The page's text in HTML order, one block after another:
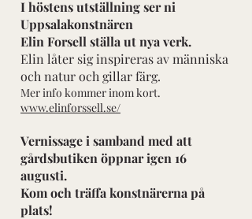
I höstens utställning ser ni
Uppsalakonstnären
Elin Forsell ställa ut nya verk.
Elin låter sig inspireras av människa
och natur och gillar färg.
Mer info kommer inom kort.
www.elinforssell.se/
​Vernissage i samband med att
gårdsbutiken öppnar igen 16
augusti.
Kom och träffa konstnärerna på
plats!